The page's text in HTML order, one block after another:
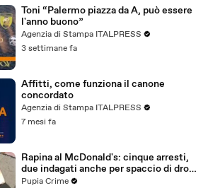
Toni “Palermo piazza da A, può essere
l'anno buono”
Agenzia di Stampa ITALPRESS
3 settimane fa
Affitti, come funziona il canone
concordato
Agenzia di Stampa ITALPRESS
7 mesi fa
Rapina al McDonald's: cinque arresti,
due indagati anche per spaccio di droga
(03.08.26)
Pupia Crime